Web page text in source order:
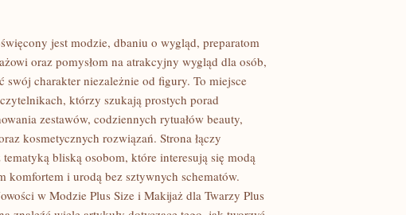
jest modzie, dbaniu o wygląd, preparatom
oraz pomysłom na atrakcyjny wygląd dla osób,
swój charakter niezależnie od figury. To miejsce
którzy szukają prostych porad
zestawów, codziennych rytuałów beauty,
kosmetycznych rozwiązań. Strona łączy
bliską osobom, które interesują się modą
komfortem i urodą bez sztywnych schematów.
w Modzie Plus Size i Makijaż dla Twarzy Plus